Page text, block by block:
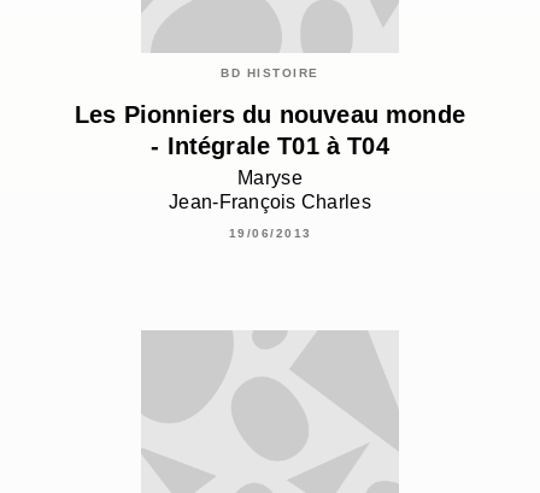
BD HISTOIRE
Les Pionniers du nouveau monde
- Intégrale T01 à T04
Maryse
Jean-François Charles
19/06/2013